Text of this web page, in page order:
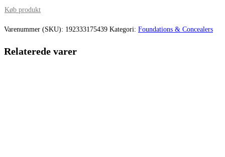
var:
er:
Køb produkt
Varenummer (SKU): 192333175439 Kategori: Foundations & Concealers
Relaterede varer